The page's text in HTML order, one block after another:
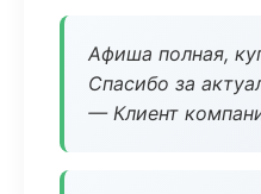
Афиша полная,
Спасибо за
— Клиент